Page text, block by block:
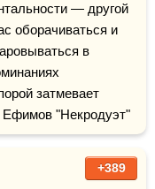
— другой
оборачиваться и
в
затмевает
Ефимов "Некродуэт"
+389